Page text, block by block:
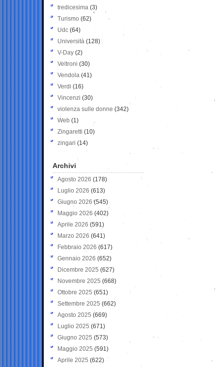
tredicesima (3)
Turismo (62)
Udc (64)
Università (128)
V-Day (2)
Veltroni (30)
Vendola (41)
Verdi (16)
Vincenzi (30)
violenza sulle donne (342)
Web (1)
Zingaretti (10)
zingari (14)
Archivi
Agosto 2026 (178)
Luglio 2026 (613)
Giugno 2026 (545)
Maggio 2026 (402)
Aprile 2026 (591)
Marzo 2026 (641)
Febbraio 2026 (617)
Gennaio 2026 (652)
Dicembre 2025 (627)
Novembre 2025 (668)
Ottobre 2025 (651)
Settembre 2025 (662)
Agosto 2025 (669)
Luglio 2025 (671)
Giugno 2025 (573)
Maggio 2025 (591)
Aprile 2025 (622)